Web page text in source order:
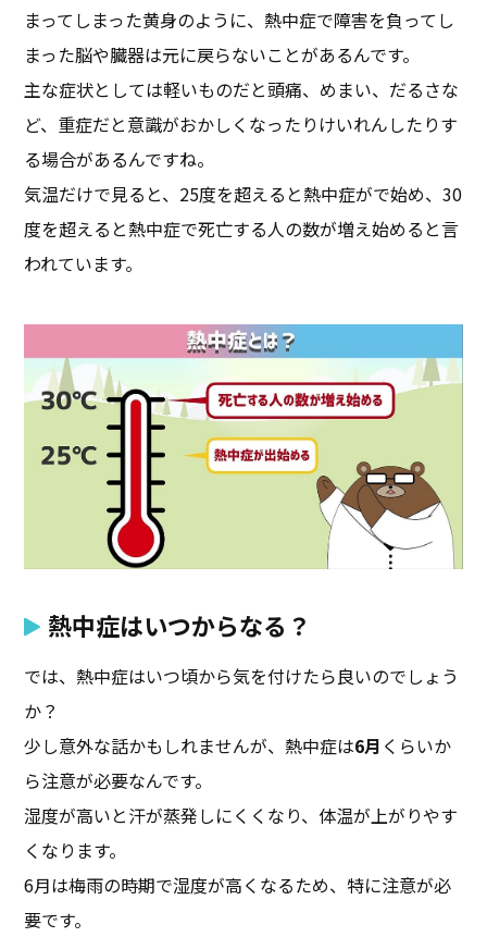
まってしまった黄身のように、熱中症で障害を負ってし
まった脳や臓器は元に戻らないことがあるんです。
主な症状としては軽いものだと頭痛、めまい、だるさな
ど、重症だと意識がおかしくなったりけいれんしたりす
る場合があるんですね。
気温だけで見ると、25度を超えると熱中症がで始め、30
度を超えると熱中症で死亡する人の数が増え始めると言
われています。
熱中症はいつからなる？
では、熱中症はいつ頃から気を付けたら良いのでしょう
か？
少し意外な話かもしれませんが、熱中症は6月 くらいか
ら注意が必要なんです。
湿度が高いと汗が蒸発しにくくなり、体温が上がりやす
くなります。
6月は梅雨の時期で湿度が高くなるため、特に注意が必
要です。